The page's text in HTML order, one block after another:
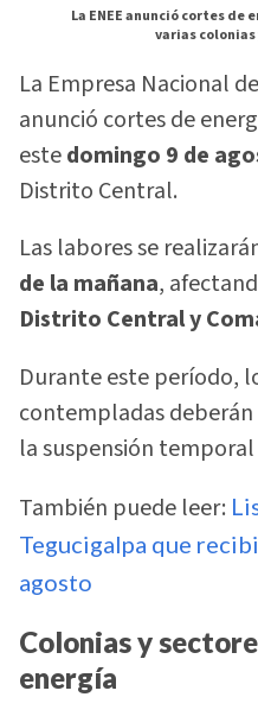
La ENEE anunció cortes de
varias
La Empresa Nacional
anunció cortes de
estedomingo 9 de
Distrito Central.
Las labores se
de la mañana,
Distrito Central y
Durante este período,
contempladas
la suspensión
También puede leer:
Tegucigalpa que
agosto
Colonias y
energía